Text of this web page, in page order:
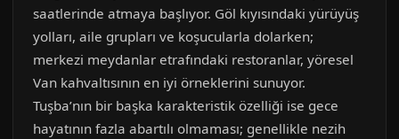
saatlerinde atmaya başlıyor. Göl kıyısındaki yürüyüş
yolları, aile grupları ve koşucularla dolarken;
merkezi meydanlar etrafındaki restoranlar, yöresel
Van kahvaltısının en iyi örneklerini sunuyor.
Tuşba’nın bir başka karakteristik özelliği ise gece
hayatının fazla abartılı olmaması; genellikle nezih